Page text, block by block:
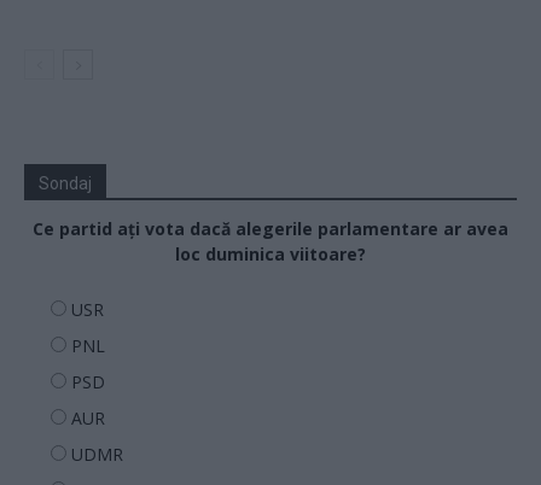
Sondaj
Ce partid ați vota dacă alegerile parlamentare ar avea
loc duminica viitoare?
USR
PNL
PSD
AUR
UDMR